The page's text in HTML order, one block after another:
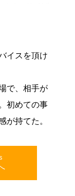
イスを頂け
で、相手が
初めての事
が持てた。